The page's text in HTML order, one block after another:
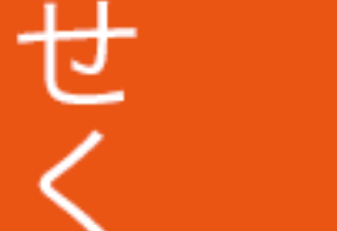
和歌山信愛大学様